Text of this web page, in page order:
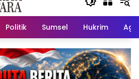
Politik Sumsel Hukrim